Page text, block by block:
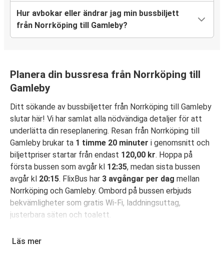
Hur avbokar eller ändrar jag min bussbiljett
från Norrköping till Gamleby?
Planera din bussresa från Norrköping till
Gamleby
Ditt sökande av bussbiljetter från Norrköping till Gamleby
slutar här! Vi har samlat alla nödvändiga detaljer för att
underlätta din reseplanering. Resan från Norrköping till
Gamleby brukar ta 1 timme 20 minuter i genomsnitt och
biljettpriser startar från endast 120,00 kr. Hoppa på
första bussen som avgår kl 12:35, medan sista bussen
avgår kl 20:15. FlixBus har 3 avgångar per dag mellan
Norrköping och Gamleby. Ombord på bussen erbjuds
bekvämligheter som gratis Wi-Fi, laddningsuttag,
justerbara säten och toalett.
Gamleby
Läs mer